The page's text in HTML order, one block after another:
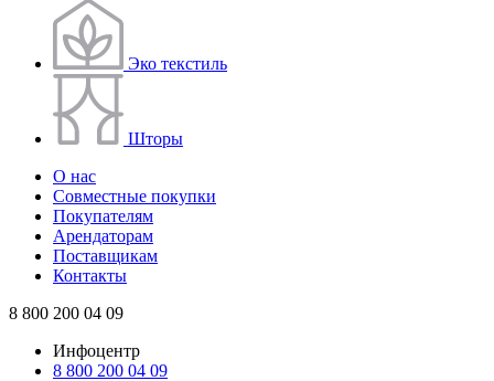
Эко текстиль
Шторы
О нас
Совместные покупки
Покупателям
Арендаторам
Поставщикам
Контакты
8 800 200 04 09
Инфоцентр
8 800 200 04 09